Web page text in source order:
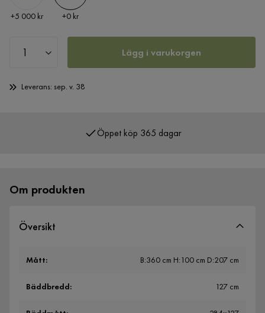
Pris
+5 000 kr Pris
+0 kr
Lägg i varukorgen
Leverans: sep. v. 38
Om produkten
Översikt
Mått: B:360 cm H:100 cm D:207 cm
Bäddbredd: 127 cm